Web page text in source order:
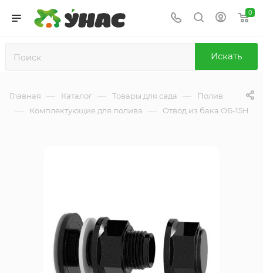
0
Искать
Главная — Каталог — Товары для сада — Полив
— Комплектующие для полива — Отвод из бака ОБ-15Н